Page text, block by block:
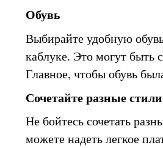
Обувь
Выбирайте удобную
каблуке. Это могут быть
Главное, чтобы обувь
Сочетайте разные стили
Не бойтесь сочетать
можете надеть легкое